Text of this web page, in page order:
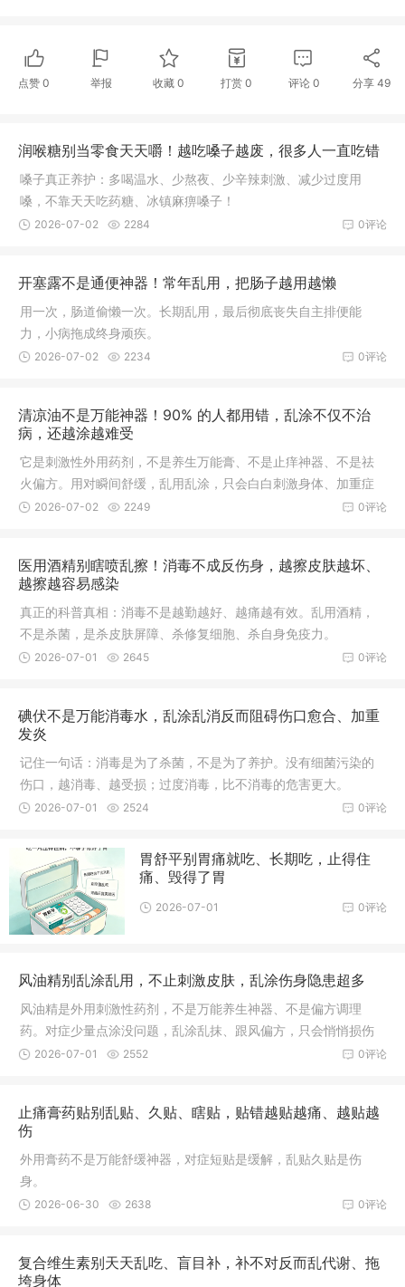
点赞 0 举报 收藏0 打赏 0 评论 0 分享 49
润喉糖别当零食天天嚼！越吃嗓子越废，很多人一直吃错
嗓子真正养护：多喝温水、少熬夜、少辛辣刺激、减少过度用
嗓，不靠天天吃药糖、冰镇麻痹嗓子！
0评论
2026-07-02 2284
开塞露不是通便神器！常年乱用，把肠子越用越懒
用一次，肠道偷懒一次。长期乱用，最后彻底丧失自主排便能
力，小病拖成终身顽疾。
0评论
2026-07-02 2234
清凉油不是万能神器！90% 的人都用错，乱涂不仅不治
病，还越涂越难受
它是刺激性外用药剂，不是养生万能膏、不是止痒神器、不是祛
火偏方。用对瞬间舒缓，乱用乱涂，只会白白刺激身体、加重症
状。
0评论
2026-07-02 2249
医用酒精别瞎喷乱擦！消毒不成反伤身，越擦皮肤越坏、
越擦越容易感染
真正的科普真相：消毒不是越勤越好、越痛越有效。乱用酒精，
不是杀菌，是杀皮肤屏障、杀修复细胞、杀自身免疫力。
0评论
2026-07-01 2645
碘伏不是万能消毒水，乱涂乱消反而阻碍伤口愈合、加重
发炎
记住一句话：消毒是为了杀菌，不是为了养护。没有细菌污染的
伤口，越消毒、越受损；过度消毒，比不消毒的危害更大。
0评论
2026-07-01 2524
胃舒平别胃痛就吃、长期吃，止得住
痛、毁得了胃
0评论
2026-07-01
风油精别乱涂乱用，不止刺激皮肤，乱涂伤身隐患超多
风油精是外用刺激性药剂，不是万能养生神器、不是偏方调理
药。对症少量点涂没问题，乱涂乱抹、跟风偏方，只会悄悄损伤
皮肤、黏膜和神经。
0评论
2026-07-01 2552
止痛膏药贴别乱贴、久贴、瞎贴，贴错越贴越痛、越贴越
伤
外用膏药不是万能舒缓神器，对症短贴是缓解，乱贴久贴是伤
身。
0评论
2026-06-30 2638
复合维生素别天天乱吃、盲目补，补不对反而乱代谢、拖
垮身体